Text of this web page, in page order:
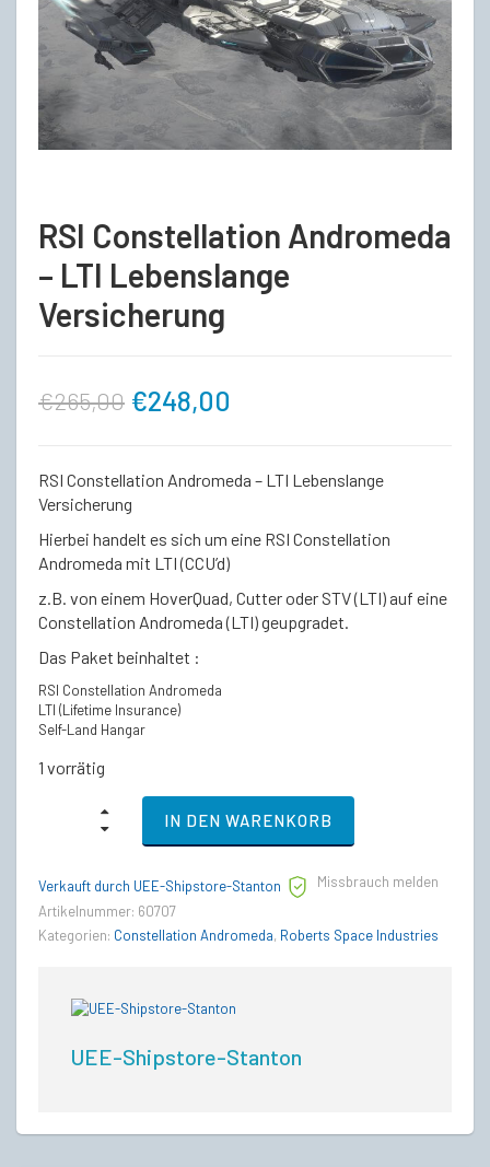
RSI Constellation Andromeda
– LTI Lebenslange
Versicherung
€265,00 Ursprünglicher
war:
€265,00
€248,00
RSI Constellation Andromeda – LTI Lebenslange
Versicherung
Hierbei handelt es sich um eine RSI Constellation
Andromeda mit LTI (CCU’d)
z.B. von einem HoverQuad, Cutter oder STV (LTI) auf eine
Constellation Andromeda (LTI) geupgradet.
Das Paket beinhaltet :
RSI Constellation Andromeda
LTI (Lifetime Insurance)
Self-Land Hangar
1 vorrätig
Constellation
LTI
Lebenslange
Versicherung
quantity
IN DEN WARENKORB
Verkauft durch UEE-Shipstore-Stanton
Missbrauch melden
Artikelnummer: 60707
Kategorien: Constellation Andromeda, Roberts Space Industries
UEE-Shipstore-Stanton